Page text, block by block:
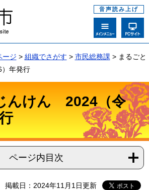
音声読み上げ
ージ > 組織でさがす > 市民総務課 > まるごと
年発行
んけん 2024（令
ページ内目次
掲載日：2024年11月1日更新